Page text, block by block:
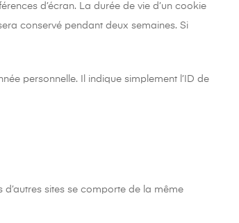
d’écran. La durée de vie d’un cookie
conservé pendant deux semaines. Si
personnelle. Il indique simplement l’ID de
d’autres sites se comporte de la même